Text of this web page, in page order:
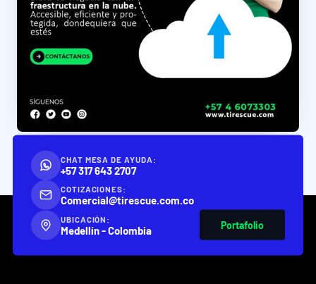
CHAT MESA DE AYUDA:
+57 317 643 2707
COTIZACIONES:
Comercial@tirescue.com.co
UBICACIÓN:
Medellín - Colombia Portafolio